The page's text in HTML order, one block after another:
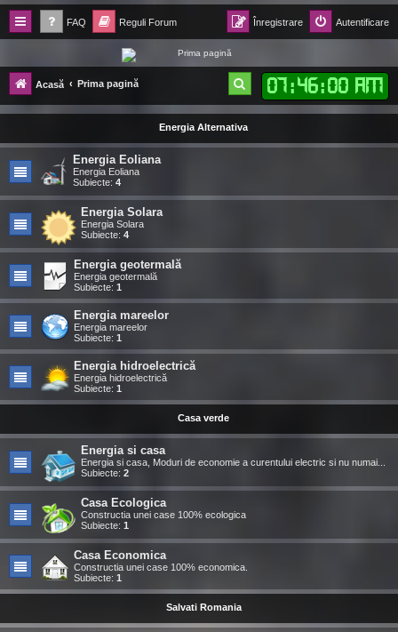
FAQ Reguli Forum Autentificare
Înregistrare
Forum Ecolomania™®
-= Idei pentru viitor =-
Acasă Prima pagină 07:46:01 AM
ă
r
Energia Alternativa
Energia Eoliana
Energia Eoliana
Subiecte: 4
Energia Solara
Energia Solara
Subiecte: 4
Energia geotermală
Energia geotermală
Subiecte: 1
Energia mareelor
Energia mareelor
Subiecte: 1
Energia hidroelectrică
Energia hidroelectrică
Subiecte: 1
Casa verde
Energia si casa
Energia si casa, Moduri de economie a curentului electric si nu numai...
Subiecte: 2
Casa Ecologica
Constructia unei case 100% ecologica
Subiecte: 1
Casa Economica
Constructia unei case 100% economica.
Subiecte: 1
Salvati Romania